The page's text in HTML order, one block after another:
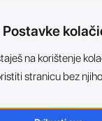
Postavke
na korištenje
stranicu bez